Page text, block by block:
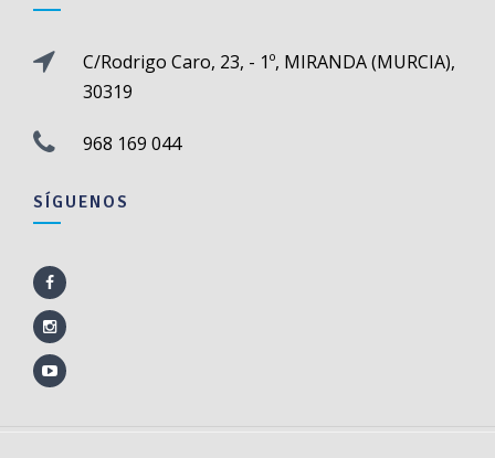
C/Rodrigo Caro, 23, - 1º, MIRANDA (MURCIA),
30319
968 169 044
SÍGUENOS